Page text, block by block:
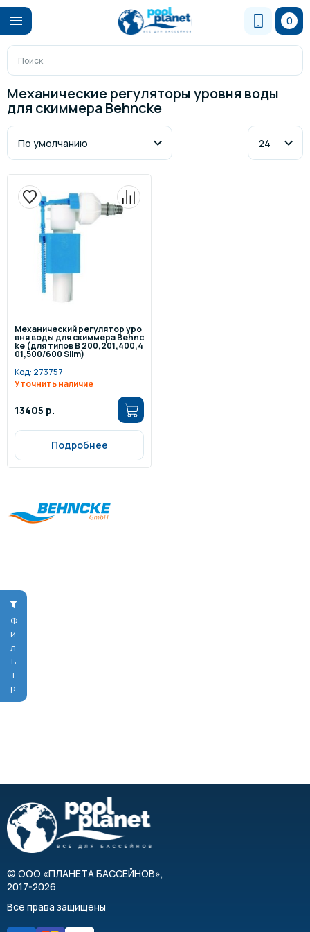
0
Фильтр
Механические регуляторы уровня воды
для скиммера Behncke
Механический регулятор уро
вня воды для скиммера Behnc
ke (для типов B 200,201,400,4
01,500/600 Slim)
Код: 273757
Уточнить наличие
13405 р.
Подробнее
© ООО «ПЛАНЕТА БАССЕЙНОВ»,
2017-2026
Все права защищены